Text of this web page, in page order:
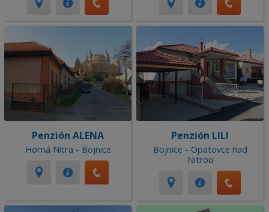
Penzión ALENA
Horná Nitra - Bojnice
Penzión LILI
Bojnice - Opatovce nad
Nitrou